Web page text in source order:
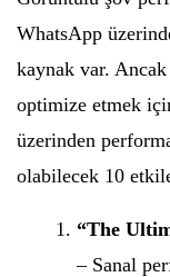
WhatsApp
kaynak var.
optimize etmek
üzerinden
olabilecek 10
“The
– Sanal